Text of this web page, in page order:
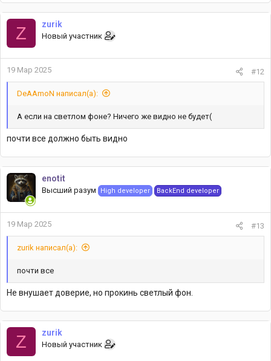
а
к
ц
и
и
:
Z zurik
Новый участник
19 Мар 2025 #12
DeAAmoN написал(а):
А если на светлом фоне? Ничего же видно не будет(
почти все должно быть видно
enotit
Высший разум High developer BackEnd developer
19 Мар 2025 #13
zurik написал(а):
почти все
Не внушает доверие, но прокинь светлый фон.
Z zurik
Новый участник